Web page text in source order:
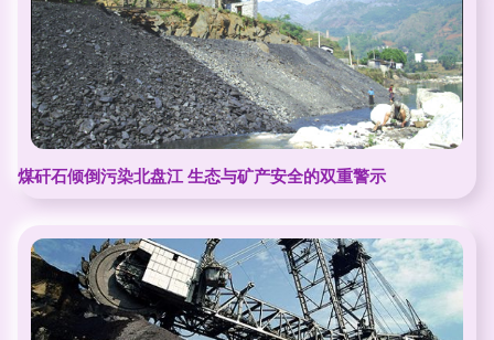
煤矸石倾倒污染北盘江 生态与矿产安全的双重警示